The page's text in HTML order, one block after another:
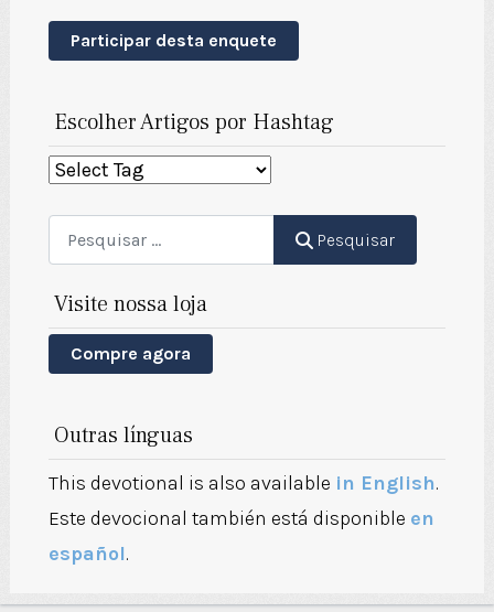
Participar desta enquete
Escolher Artigos por Hashtag
Pesquisar Pesquisar
Visite nossa loja
Compre agora
Outras línguas
This devotional is also available in English.
Este devocional también está disponible en
español.